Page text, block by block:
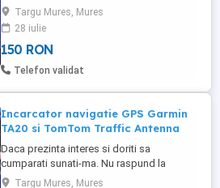
mesaje. Detector radar Sensore Traveller
la bateii. In stare perfecta de functonare.
Se poate alimenta de la doua bateri
R6(AA) fara sa mai intizi cabluri prin
masina. Daca bateriile sunt consumate se
Targu Mures, Mures
28 iulie
150 RON
Telefon validat
Incarcator navigatie GPS Garmin
TA20 si TomTom Traffic Antenna
Daca prezinta interes si doriti sa
cumparati sunati-ma. Nu raspund la
mesaje. Incarcator original navigatie GPS
Targu Mures, Mures